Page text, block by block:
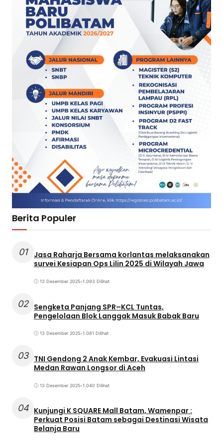
Berita Populer
01
Jasa Raharja Bersama korlantas melaksanakan
survei Kesiapan Ops Lilin 2025 di Wilayah Jawa
13 Desember 2025•1.093 Dilihat
02 Sengketa Panjang SPR–KCL Tuntas,
Pengelolaan Blok Langgak Masuk Babak Baru
13 Desember 2025•1.081 Dilihat
03 TNI Gendong 2 Anak Kembar, Evakuasi Lintasi
Medan Rawan Longsor di Aceh
13 Desember 2025•1.040 Dilihat
04 Kunjungi K SQUARE Mall Batam, Wamenpar :
Perkuat Posisi Batam sebagai Destinasi Wisata
Belanja Baru